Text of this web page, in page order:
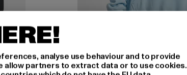
2Y STUDIOS
2Y Homini Oversize Hoodie
analyse use behaviour and to provide
partners to extract data or to use cookies.